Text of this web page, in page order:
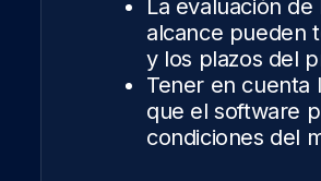
La evaluación
alcance pueden
y los plazos del
Tener en cuenta
que el software
condiciones del